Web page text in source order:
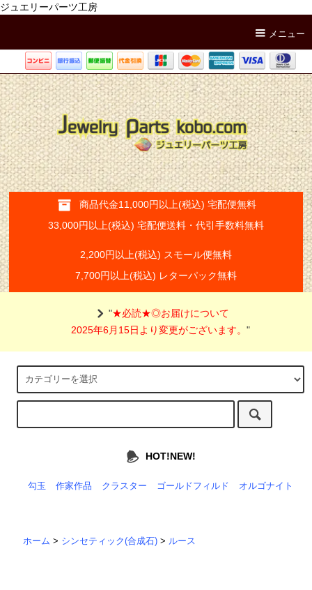
ジュエリーパーツ工房
メニュー
商品代金11,000円以上(税込) 宅配便無料
33,000円以上(税込) 宅配便送料・代引手数料無料
2,200円以上(税込) スモール便無料
7,700円以上(税込) レターパック無料
"★必読★◎お届けについて
2025年6月15日より変更がございます。"
HOT!NEW!
勾玉 作家作品 クラスター ゴールドフィルド オルゴナイト
ホーム > シンセティック(合成石) > ルース